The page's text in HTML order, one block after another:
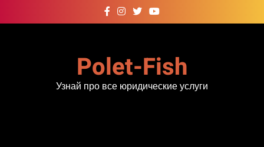
к
Polet-Fish
Узнай про все юридические услуги